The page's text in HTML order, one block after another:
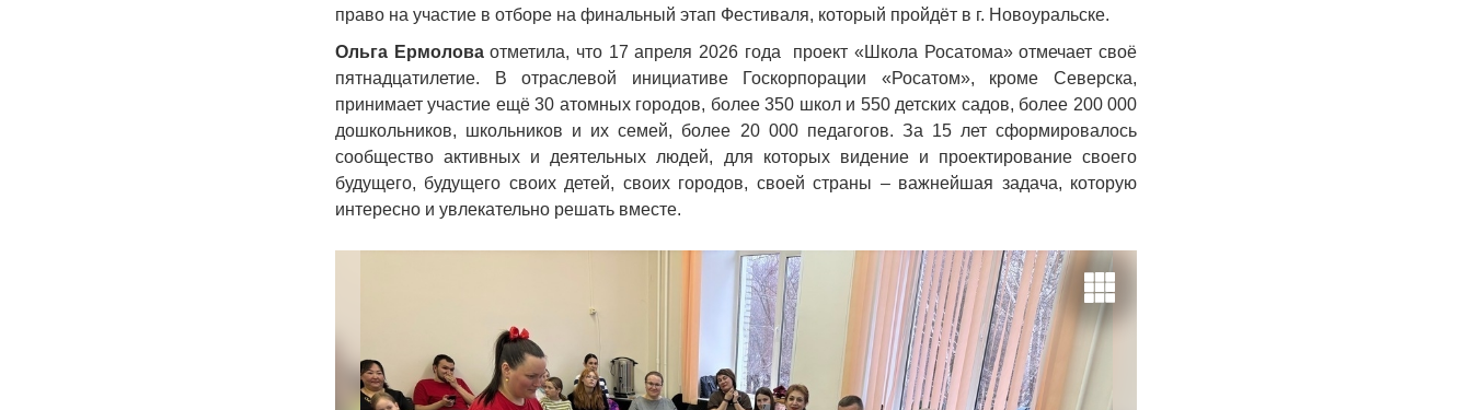
право на участие в отборе на финальный этап Фестиваля, который пройдёт в г. Новоуральске.
Ольга Ермоловаотметила, что 17 апреля 2026 года проект «Школа Росатома» отмечает своё
пятнадцатилетие. В отраслевой инициативе Госкорпорации «Росатом», кроме Северска,
принимает участие ещё 30 атомных городов, более 350 школ и 550 детских садов, более 200 000
дошкольников, школьников и их семей, более 20 000 педагогов. За 15 лет сформировалось
сообщество активных и деятельных людей, для которых видение и проектирование своего
будущего, будущего своих детей, своих городов, своей страны – важнейшая задача, которую
интересно и увлекательно решать вместе.